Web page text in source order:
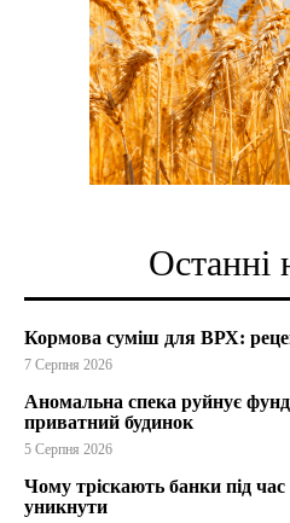
Останні
Кормова суміш для ВРХ:
7 Серпня 2026
Аномальна спека руйнує
приватний будинок
5 Серпня 2026
Чому тріскають банки під
уникнути